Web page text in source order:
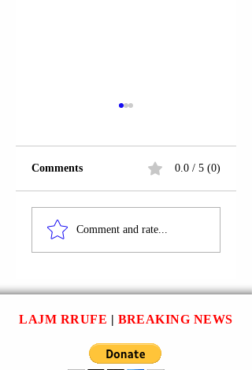
RRUGA “GJON
SEREQI”;
Comments 0.0 / 5 (0)
Comment and rate...
LAJM RRUFE | BREAKING NEWS